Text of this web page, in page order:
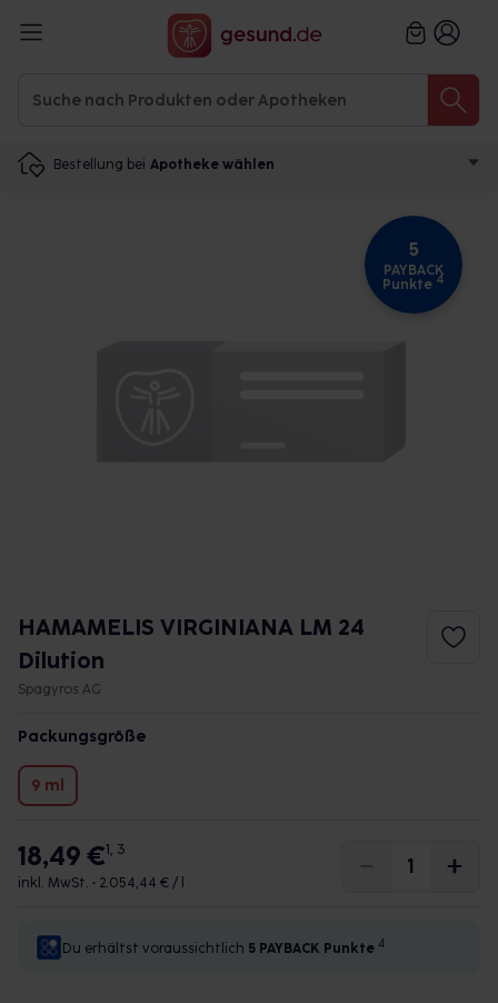
Bestellung bei Apotheke wählen
5
PAYBACK
Punkte 4
HAMAMELIS VIRGINIANA LM 24
Dilution
Spagyros AG
Packungsgröße
9 ml
18,49 €1, 3
inkl. MwSt. • 2.054,44 € / l
Du erhältst voraussichtlich 5 PAYBACK Punkte 4